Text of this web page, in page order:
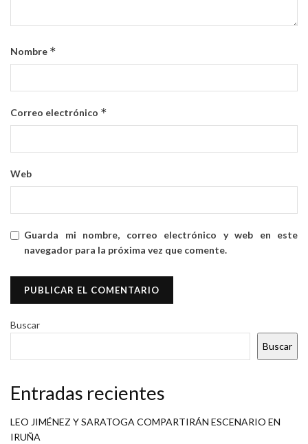
Nombre *
Correo electrónico *
Web
Guarda mi nombre, correo electrónico y web en este
navegador para la próxima vez que comente.
Buscar
Buscar
Entradas recientes
LEO JIMÉNEZ Y SARATOGA COMPARTIRÁN ESCENARIO EN
IRUÑA